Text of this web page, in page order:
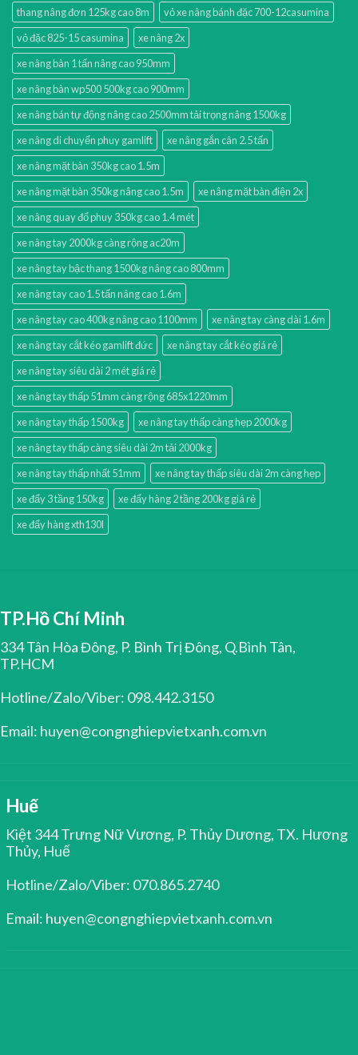
thang nâng đơn 125kg cao 8m
vỏ xe nâng bánh đặc 700-12casumina
vỏ đặc 825-15 casumina
xe nâng 2x
xe nâng bàn 1 tấn nâng cao 950mm
xe nâng bàn wp500 500kg cao 900mm
xe nâng bán tự động nâng cao 2500mm tải trọng nâng 1500kg
xe nâng di chuyển phuy gamlift
xe nâng gắn cân 2.5 tấn
xe nâng mặt bàn 350kg cao 1.5m
xe nâng mặt bàn 350kg nâng cao 1.5m
xe nâng mặt bàn điện 2x
xe nâng quay đổ phuy 350kg cao 1.4 mét
xe nâng tay 2000kg càng rộng ac20m
xe nâng tay bậc thang 1500kg nâng cao 800mm
xe nâng tay cao 1.5 tấn nâng cao 1.6m
xe nâng tay cao 400kg nâng cao 1100mm
xe nâng tay càng dài 1.6m
xe nâng tay cắt kéo gamlift đức
xe nâng tay cắt kéo giá rẻ
xe nâng tay siêu dài 2 mét giá rẻ
xe nâng tay thấp 51mm càng rộng 685x1220mm
xe nâng tay thấp 1500kg
xe nâng tay thấp càng hẹp 2000kg
xe nâng tay thấp càng siêu dài 2m tải 2000kg
xe nâng tay thấp nhất 51mm
xe nâng tay thấp siêu dài 2m càng hẹp
xe đẩy 3 tầng 150kg
xe đẩy hàng 2 tầng 200kg giá rẻ
xe đẩy hàng xth130l
TP.Hồ Chí Minh
334 Tân Hòa Đông, P. Bình Trị Đông, Q.Bình Tân,
TP.HCM
Hotline/Zalo/Viber: 098.442.3150
Email: huyen@congnghiepvietxanh.com.vn
Huế
Kiệt 344 Trưng Nữ Vương, P. Thủy Dương, TX. Hương
Thủy, Huế
Hotline/Zalo/Viber: 070.865.2740
Email: huyen@congnghiepvietxanh.com.vn